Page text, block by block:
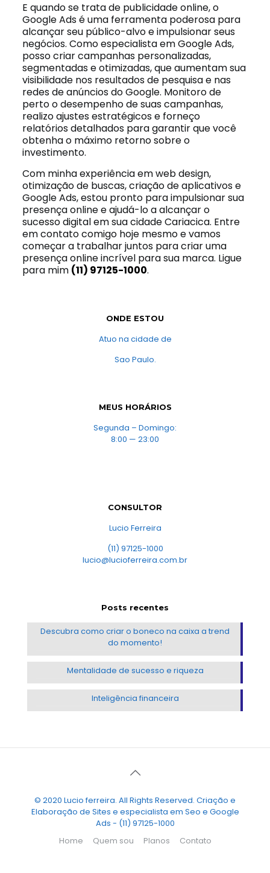
E quando se trata de publicidade online, o
Google Ads é uma ferramenta poderosa para
alcançar seu público-alvo e impulsionar seus
negócios. Como especialista em Google Ads,
posso criar campanhas personalizadas,
segmentadas e otimizadas, que aumentam sua
visibilidade nos resultados de pesquisa e nas
redes de anúncios do Google. Monitoro de
perto o desempenho de suas campanhas,
realizo ajustes estratégicos e forneço
relatórios detalhados para garantir que você
obtenha o máximo retorno sobre o
investimento.
Com minha experiência em web design,
otimização de buscas, criação de aplicativos e
Google Ads, estou pronto para impulsionar sua
presença online e ajudá-lo a alcançar o
sucesso digital em sua cidade Cariacica. Entre
em contato comigo hoje mesmo e vamos
começar a trabalhar juntos para criar uma
presença online incrível para sua marca. Ligue
para mim (11) 97125-1000.
ONDE ESTOU
Atuo na cidade de
Sao Paulo.
MEUS HORÁRIOS
Segunda – Domingo:
8:00 — 23:00
CONSULTOR
Lucio Ferreira
(11) 97125-1000
lucio@lucioferreira.com.br
Posts recentes
Descubra como criar o boneco na caixa a trend
do momento!
Mentalidade de sucesso e riqueza
Inteligência financeira
© 2020 Lucio ferreira. All Rights Reserved. Criação e
Elaboração de Sites e especialista em Seo e Google
Ads - (11) 97125-1000
Home
Quem sou Planos Contato